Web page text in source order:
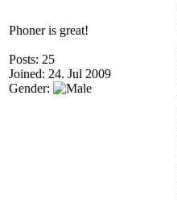
Phoner is great!
Posts: 25
Joined: 24. Jul 2009
Gender: